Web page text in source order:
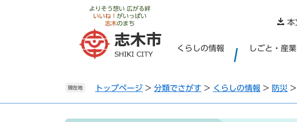
よりそう想い 広がる絆
いいね！ がいっぱい
志木のまち 本
くらしの情報 しごと・産業
現在地 トップページ > 分類でさがす > くらしの情報 > 防災 >